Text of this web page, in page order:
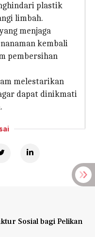
plastik
limbah.
menjaga
kembali
pembersihan
melestarikan
dapat dinikmati
Sosial bagi Pelikan